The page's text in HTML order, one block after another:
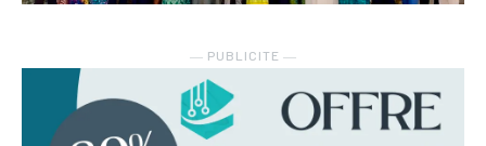
― PUBLICITE ―